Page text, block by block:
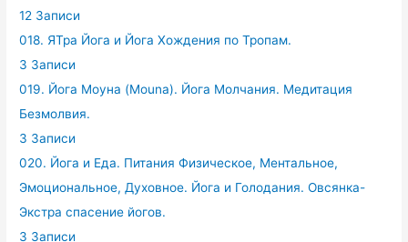
12 Записи
018. ЯТра Йога и Йога Хождения по Тропам.
3 Записи
019. Йога Моуна (Mouna). Йога Молчания. Медитация
Безмолвия.
3 Записи
020. Йога и Еда. Питания Физическое, Ментальное,
Эмоциональное, Духовное. Йога и Голодания. Овсянка-
Экстра спасение йогов.
3 Записи